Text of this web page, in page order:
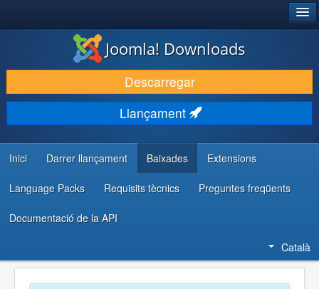
DESCARREGA & AMPLIA
DESCOBRIR & APRENDRE
COMUNITAT & SUPORT
RECURSOS PER DESENVOLUPADORS/ES
Joomla! Downloads
Descarregar
Llançament
Inici Darrer llançament Baixades Extensions
Language Packs Requisits tècnics Preguntes freqüents
Documentació de la API
Català